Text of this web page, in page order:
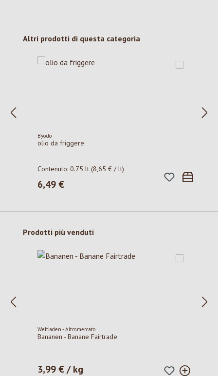
Salta la galleria dei prodotti
Altri prodotti di questa categoria
Byodo
olio da friggere
Contenuto:0.75 lt(8,65 € / lt)
Prezzo normale:
6,49 €
Salta la galleria dei prodotti
Prodotti più venduti
Weltladen - Altromercato
Bananen - Banane Fairtrade
Prezzo normale:
3,99 € / kg